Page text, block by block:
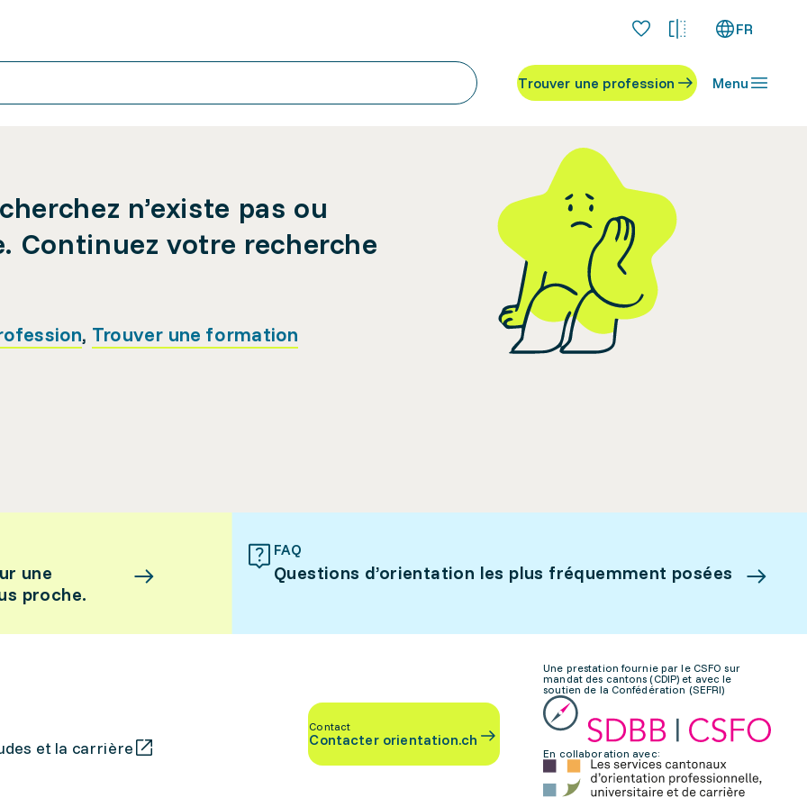
FR
Trouver une profession Menu
n’existe pas ou
Continuez votre recherche
, Trouver une formation
une
proche.
FAQ
Questions d’orientation les plus fréquemment posées
et la carrière
Contact
Contacter orientation.ch
Une prestation fournie par le CSFO sur
mandat des cantons (CDIP) et avec le
soutien de la Confédération (SEFRI)
En collaboration avec: